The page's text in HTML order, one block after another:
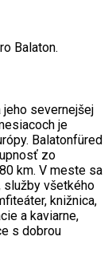
Balaton.
jeho severnejšej
je
Balatonfüred
zo
km. V meste sa
služby všetkého
knižnica,
a kaviarne,
s dobrou